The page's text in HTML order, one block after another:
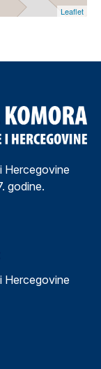
Leaflet
Hercegovine
godine.
Hercegovine